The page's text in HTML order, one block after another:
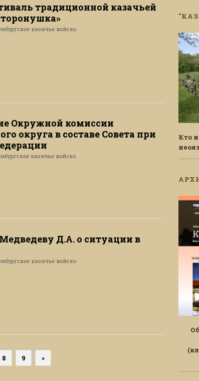
традиционной казачьей
казачье войско
Окружной комиссии
округа в составе Совета при
казачье войско
Д.А. о ситуации в
казачье войско
8 9 »
Кто